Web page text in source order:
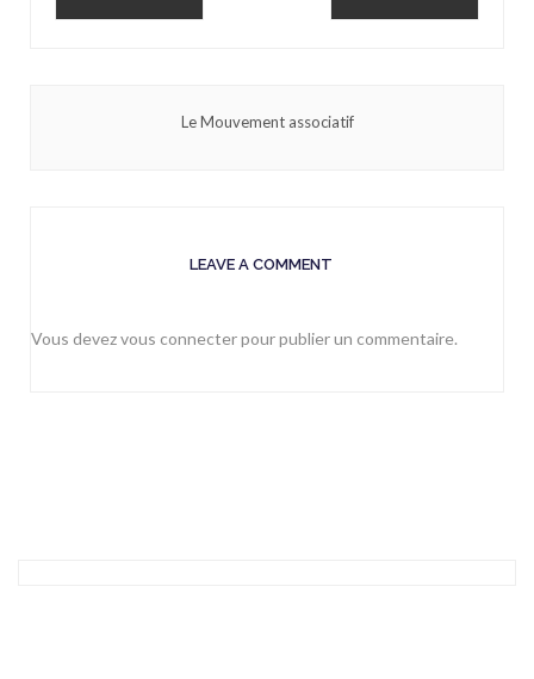
Le Mouvement associatif
LEAVE A COMMENT
Vous devezvous connecterpour publier un commentaire.